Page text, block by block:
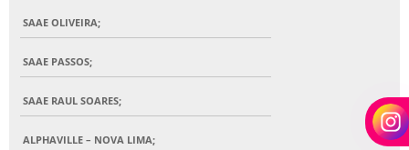
SAAE OLIVEIRA;
SAAE PASSOS;
SAAE RAUL SOARES;
ALPHAVILLE – NOVA LIMA;